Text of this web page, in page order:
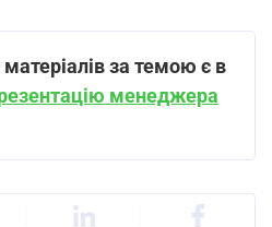
за темою є в
менеджера